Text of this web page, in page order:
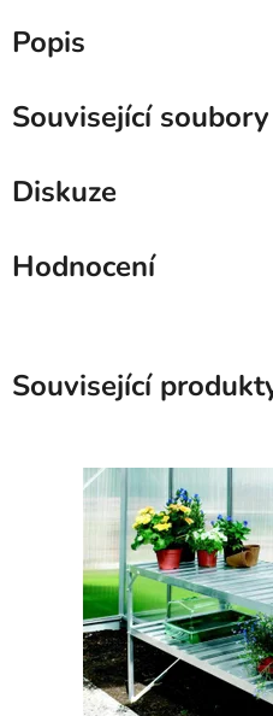
Popis
Související
Diskuze
Hodnocení
Související